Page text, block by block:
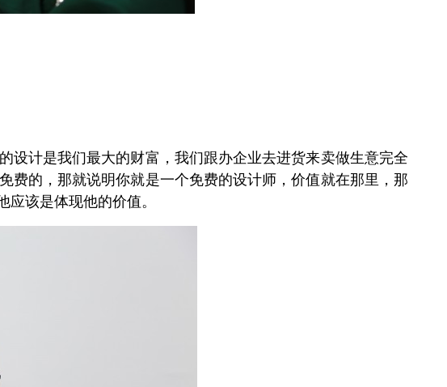
设计是我们最大的财富，我们跟办企业去进货来卖做生意完全
费的，那就说明你就是一个免费的设计师，价值就在那里，那
该是体现他的价值。